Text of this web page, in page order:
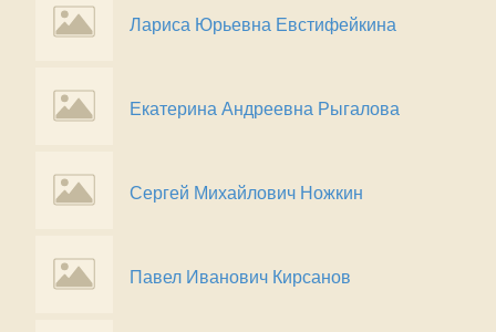
Лариса Юрьевна Евстифейкина
Екатерина Андреевна Рыгалова
Сергей Михайлович Ножкин
Павел Иванович Кирсанов